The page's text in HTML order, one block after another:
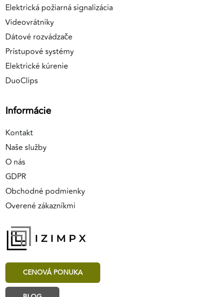
Elektrická požiarná signalizácia
Videovrátniky
Dátové rozvádzače
Prístupové systémy
Elektrické kúrenie
DuoClips
Informácie
Kontakt
Naše služby
O nás
GDPR
Obchodné podmienky
Overené zákazníkmi
CENOVÁ PONUKA